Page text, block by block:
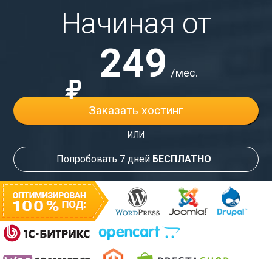
Начиная от
₽
249 /мес.
Заказать хостинг
ИЛИ
Попробовать 7 дней БЕСПЛАТНО